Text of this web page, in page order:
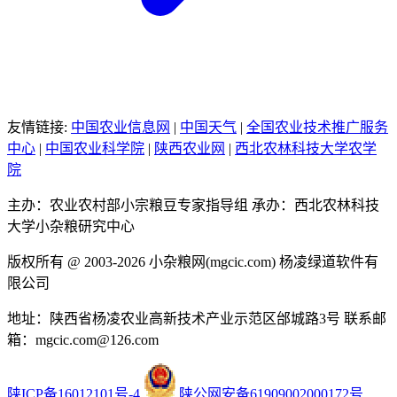
友情链接: 中国农业信息网 | 中国天气 | 全国农业技术推广服务
中心 | 中国农业科学院 | 陕西农业网 | 西北农林科技大学农学
院
主办：农业农村部小宗粮豆专家指导组 承办：西北农林科技
大学小杂粮研究中心
版权所有 @ 2003-2026 小杂粮网(mgcic.com) 杨凌绿道软件有
限公司
地址：陕西省杨凌农业高新技术产业示范区邰城路3号 联系邮
箱：mgcic.com@126.com
陕ICP备16012101号-4 陕公网安备61909002000172号